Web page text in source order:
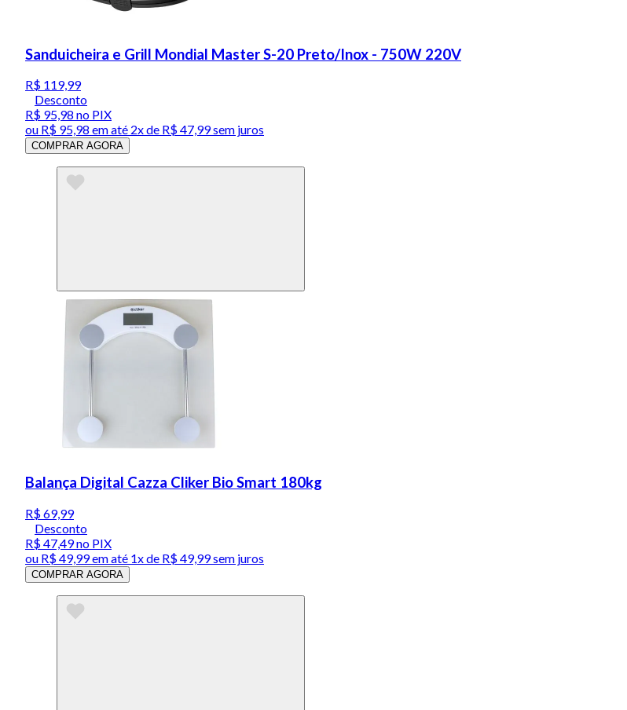
Sanduicheira e Grill Mondial Master S-20 Preto/Inox - 750W 220V
R$ 119,99
Desconto
R$ 95,98 no PIX
ou R$ 95,98 em até 2x de R$ 47,99 sem juros
COMPRAR AGORA
Balança Digital Cazza Cliker Bio Smart 180kg
R$ 69,99
Desconto
R$ 47,49no PIX
ou R$ 49,99em até 1x de R$ 49,99sem juros
COMPRAR AGORA